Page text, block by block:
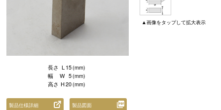
▲画像をタップして拡大表示
長さ L 15(mm)
幅
W 5(mm)
高さ H20(mm)
製品仕様詳細 製品図面